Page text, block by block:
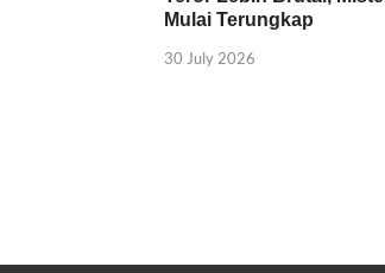
Mulai Terungkap
30 July 2026